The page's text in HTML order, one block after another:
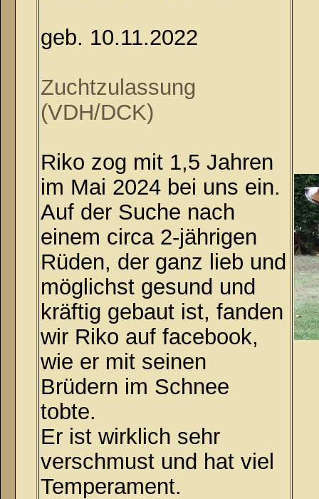
geb. 10.11.2022
Zuchtzulassung
(VDH/DCK)
Riko zog mit 1,5 Jahren
im Mai 2024 bei uns ein.
Auf der Suche nach
einem circa 2-jährigen
Rüden, der ganz lieb und
möglichst gesund und
kräftig gebaut ist, fanden
wir Riko auf facebook,
wie er mit seinen
Brüdern im Schnee
tobte.
Er ist wirklich sehr
verschmust und hat viel
Temperament.